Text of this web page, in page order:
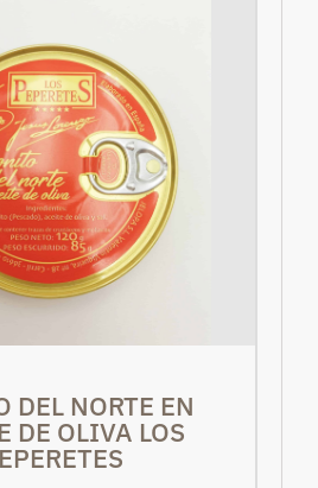
DEL NORTE EN
DE OLIVA LOS